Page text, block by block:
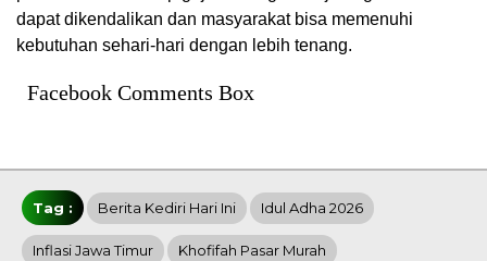
dapat dikendalikan dan masyarakat bisa memenuhi
kebutuhan sehari-hari dengan lebih tenang.
Facebook Comments Box
Tag : Berita Kediri Hari Ini Idul Adha 2026
Inflasi Jawa Timur Khofifah Pasar Murah